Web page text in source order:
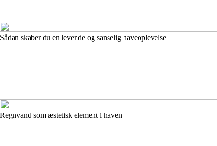
Sådan skaber du en levende og sanselig haveoplevelse
Regnvand som æstetisk element i haven